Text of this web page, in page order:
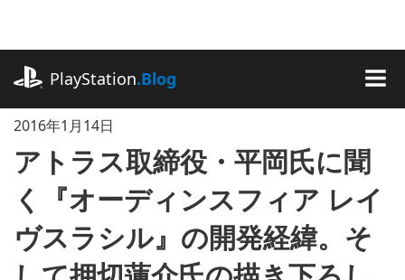
に
キ
ッ
プ
PlayStation.Blog
2016年1月14日
アトラス取締役・平岡氏に聞
く『オーディンスフィア レイ
ヴスラシル』の開発経緯。そ